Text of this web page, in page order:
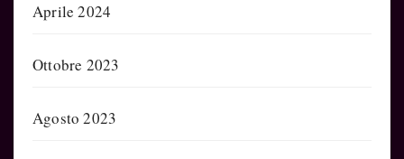
Aprile 2024
Ottobre 2023
Agosto 2023